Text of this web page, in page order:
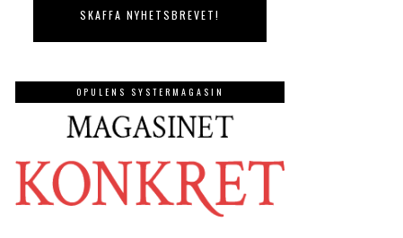
OPULENS SYSTERMAGASIN